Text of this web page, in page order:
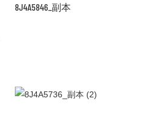
8J4A5846_副本